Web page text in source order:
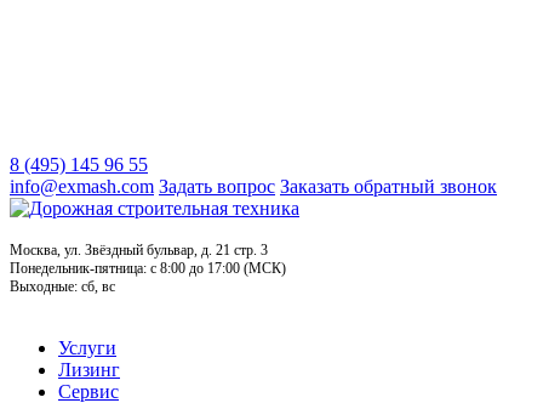
8 (495) 145 96 55
info@exmash.com Задать вопрос Заказать обратный звонок
Москва, ул. Звёздный бульвар, д. 21 стр. 3
Понедельник-пятница: c 8:00 до 17:00 (МСК)
Выходные: сб, вс
Услуги
Лизинг
Сервис